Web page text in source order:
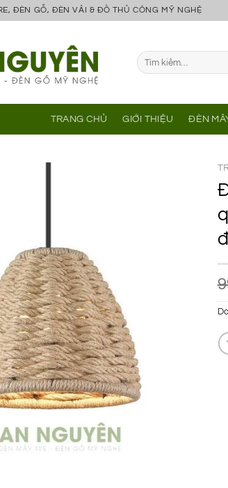
ĐÈN GỖ, ĐÈN VẢI & ĐỒ THỦ CÔNG MỸ NGHỆ
Tìm
kiếm:
TRANG CHỦ GIỚI THIỆU ĐÈN